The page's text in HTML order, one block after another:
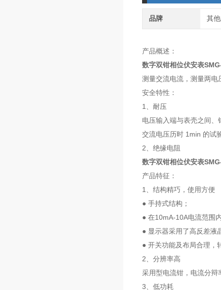
品牌 其
产品概述：
数字双钳相位伏安表
测量交流电流，测量两
安全特性：
1、耐压
电压输入端与表壳之间
交流电压历时 1min 的试
2、绝缘电阻
数字双钳相位伏安表
产品特征：
1、结构精巧，使用方便
● 手持式结构；
● 在10mA-10A电流范围
● 显示器采用了高反差液
● 开关功能及布局合理，
2、分辨率高
采用型电流钳，电流分
3、低功耗